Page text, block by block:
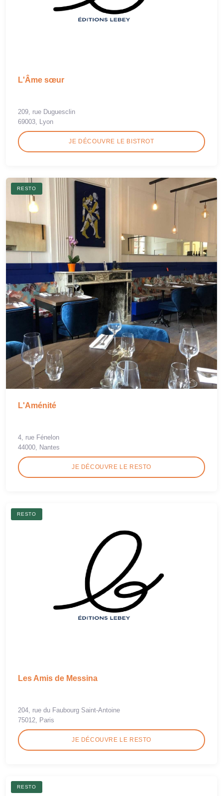
L'Âme sœur
209, rue Duguesclin
69003, Lyon
JE DÉCOUVRE LE BISTROT
RESTO
L'Aménité
4, rue Fénelon
44000, Nantes
JE DÉCOUVRE LE RESTO
RESTO
Les Amis de Messina
204, rue du Faubourg Saint-Antoine
75012, Paris
JE DÉCOUVRE LE RESTO
RESTO